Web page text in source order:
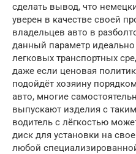
сделать вывод, что
уверен в качестве своей
владельцев авто в
данный параметр
легковых транспортных
даже если ценовая
подойдёт хозяину
авто, многие
выпускают изделия с
водитель с лёгкостью
диск для установки на
любой